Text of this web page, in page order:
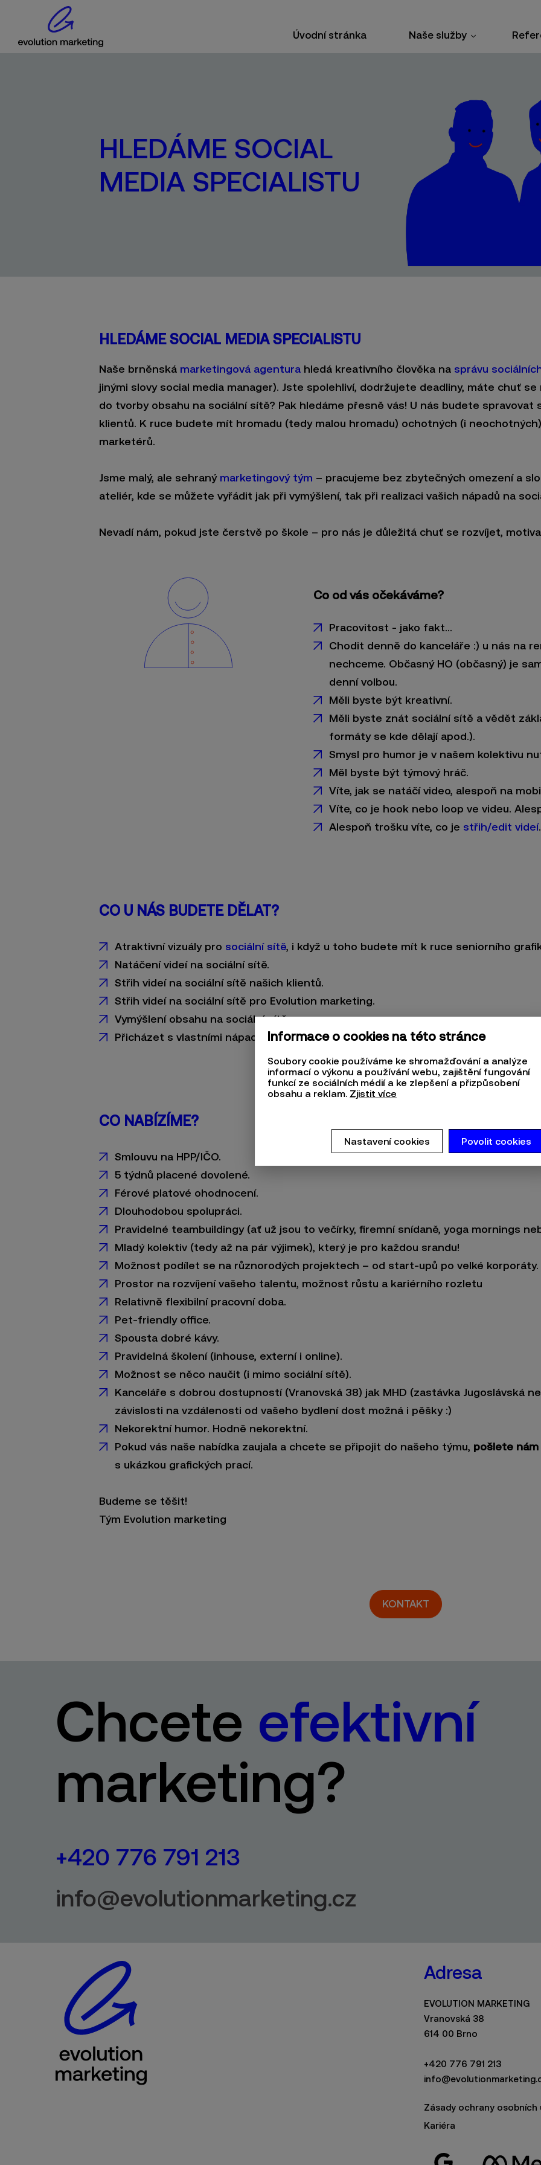
Informace o cookies na této stránce
Soubory cookie používáme ke shromažďování a analýze
informací o výkonu a používání webu, zajištění fungování
funkcí ze sociálních médií a ke zlepšení a přizpůsobení
obsahu a reklam. Zjistit více
Povolit cookies
Nastavení cookies
Úvodní stránka Naše služby
HLEDÁME SOCIAL
MEDIA SPECIALISTU
HLEDÁME SOCIAL MEDIA SPECIALISTU
Naše brněnská marketingová agentura hledá kreativního člověka na správu
jinými slovy social media manager). Jste spolehliví, dodržujete deadliny, máte chuť
do tvorby obsahu na sociální sítě? Pak hledáme přesně vás! U nás budete spravovat
klientů. K ruce budete mít hromadu (tedy malou hromadu) ochotných (i
marketérů.
Jsme malý, ale sehraný marketingový tým – pracujeme bez zbytečných omezení a
ateliér, kde se můžete vyřádit jak při vymýšlení, tak při realizaci vašich nápadů na
Nevadí nám, pokud jste čerstvě po škole – pro nás je důležitá chuť se rozvíjet,
Co od vás očekáváme?
Pracovitost - jako fakt...
Chodit denně do kanceláře :) u nás na
nechceme. Občasný HO (občasný) je
denní volbou.
Měli byste být kreativní.
Měli byste znát sociální sítě a vědět
formáty se kde dělají apod.).
Smysl pro humor je v našem kolektivu
Měl byste být týmový hráč.
Víte, jak se natáčí video, alespoň na
Víte, co je hook nebo loop ve videu.
Alespoň trošku víte, co je střih/edit videí.
CO U NÁS BUDETE DĚLAT?
Atraktivní vizuály pro sociální sítě, i když u toho budete mít k ruce seniorního
Natáčení videí na sociální sítě.
Střih videí na sociální sítě našich klientů.
Střih videí na sociální sítě pro Evolution marketing.
Vymýšlení obsahu na sociální sítě.
Přicházet s vlastními nápady a podílet se na realizaci kreativních projektů.
CO NABÍZÍME?
Smlouvu na HPP/IČO.
5 týdnů placené dovolené.
Férové platové ohodnocení.
Dlouhodobou spolupráci.
Pravidelné teambuildingy (ať už jsou to večírky, firemní snídaně, yoga mornings
Mladý kolektiv (tedy až na pár výjimek), který je pro každou srandu!
Možnost podílet se na různorodých projektech – od start-upů po velké korporáty.
Prostor na rozvíjení vašeho talentu, možnost růstu a kariérního rozletu
Relativně flexibilní pracovní doba.
Pet-friendly office.
Spousta dobré kávy.
Pravidelná školení (inhouse, externí i online).
Možnost se něco naučit (i mimo sociální sítě).
Kanceláře s dobrou dostupností (Vranovská 38) jak MHD (zastávka Jugoslávská
závislosti na vzdálenosti od vašeho bydlení dost možná i pěšky :)
Nekorektní humor. Hodně nekorektní.
Pokud vás naše nabídka zaujala a chcete se připojit do našeho týmu, pošlete nám
s ukázkou grafických prací.
Budeme se těšit!
Tým Evolution marketing
KONTAKT
Chcete efektivní
marketing?
+420 776 791 213
info@evolutionmarketing.cz
Adresa
EVOLUTION MARKETING
Vranovská 38
614 00 Brno
+420 776 791 213
Zásady ochrany osobních
Kariéra